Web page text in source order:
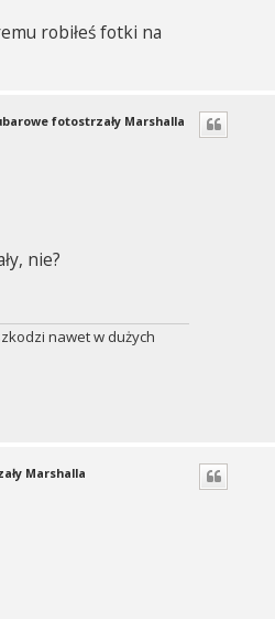
robiłeś fotki na
fotostrzały Marshalla
nie?
nawet w dużych
Marshalla